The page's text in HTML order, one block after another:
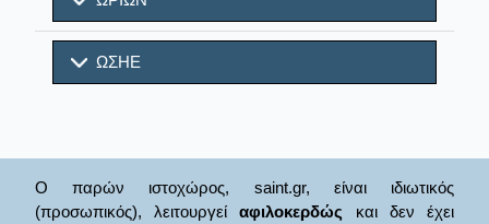
ΩΣΗΕ
Ο παρών ιστοχώρος, saint.gr, είναι ιδιωτικός
(προσωπικός), λειτουργείαφιλοκερδώς και δεν έχει